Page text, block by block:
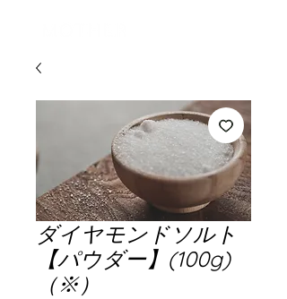
ダイヤモンドソルト
【パウダー】(100g)
（※）